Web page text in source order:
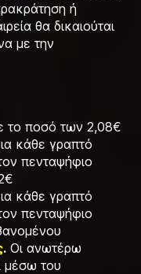
ή
θα δικαιούται
με την
το ποσό των 2,08€
κάθε γραπτό
πενταψήφιο
κάθε γραπτό
πενταψήφιο
. Οι ανωτέρω
μέσω του